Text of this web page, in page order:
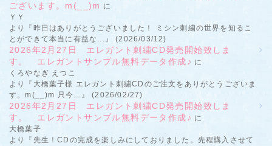
ございます。m(__)m に
ＹＹ
より『昨日はありがとうございました！ ミシン刺繍の世界を知るこ
とができて本当に有益な...』 (2026/03/12)
2026年2月27日 エレガント刺繍CD発売開始致しま
す。 エレガントサンプル無料データ作成♪ に
くろやなぎ えつこ
より『大橋葉子様 エレガント刺繍CDのご注文をありがとうございま
す。m(__)m 只今...』 (2026/02/27)
2026年2月27日 エレガント刺繍CD発売開始致しま
す。 エレガントサンプル無料データ作成♪ に
大橋葉子
より『先生！CDの完成を楽しみにしておりました。先程購入させて